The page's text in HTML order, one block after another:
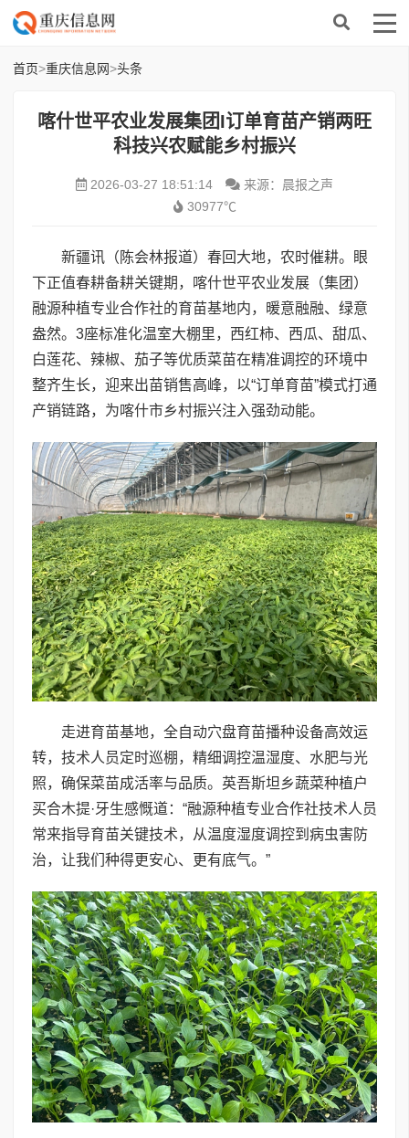
首页>重庆信息网>头条
喀什世平农业发展集团I订单育苗产销两旺
科技兴农赋能乡村振兴
2026-03-27 18:51:14
来源：晨报之声
30977℃
新疆讯（陈会林报道）春回大地，农时催耕。眼
下正值春耕备耕关键期，喀什世平农业发展（集团）
融源种植专业合作社的育苗基地内，暖意融融、绿意
盎然。3座标准化温室大棚里，西红柿、西瓜、甜瓜、
白莲花、辣椒、茄子等优质菜苗在精准调控的环境中
整齐生长，迎来出苗销售高峰，以“订单育苗”模式打通
产销链路，为喀什市乡村振兴注入强劲动能。
走进育苗基地，全自动穴盘育苗播种设备高效运
转，技术人员定时巡棚，精细调控温湿度、水肥与光
照，确保菜苗成活率与品质。英吾斯坦乡蔬菜种植户
买合木提·牙生感慨道：“融源种植专业合作社技术人员
常来指导育苗关键技术，从温度湿度调控到病虫害防
治，让我们种得更安心、更有底气。”